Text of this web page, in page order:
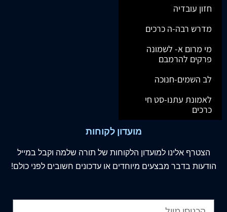
חזון עובדיה
מדרש רבה-ה כרכים
מי מרום א- לשמונה
פרקים להרמבם
לב השמים-חנוכה
לאמונת עתנו-סט חי
כרכים
מועדון לקוחות
הצטרף אלינו למועדון הלקוחות של תורה שלמה וקבל במייל
הודעות בדבר מבצעים מיוחדים או עדכונים חשובים לפני כולם!